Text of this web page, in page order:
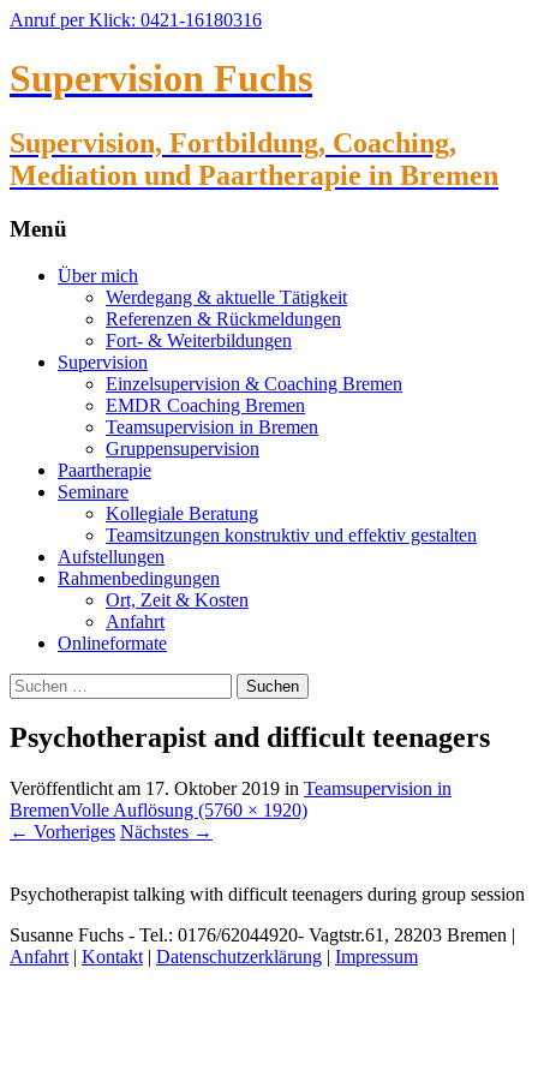
Anruf per Klick: 0421-16180316
Supervision Fuchs
Supervision, Fortbildung, Coaching,
Mediation und Paartherapie in Bremen
Menü
Zum
Über mich
Werdegang & aktuelle Tätigkeit
Referenzen & Rückmeldungen
Fort- & Weiterbildungen
Supervision
Einzelsupervision & Coaching Bremen
EMDR Coaching Bremen
Teamsupervision in Bremen
Gruppensupervision
Paartherapie
Seminare
Kollegiale Beratung
Teamsitzungen konstruktiv und effektiv gestalten
Aufstellungen
Rahmenbedingungen
Ort, Zeit & Kosten
Anfahrt
Onlineformate
Suchen
nach:
Psychotherapist and difficult teenagers
Veröffentlicht am 17. Oktober 2019 in Teamsupervision in
BremenVolle Auflösung (5760 × 1920)
← Vorheriges Nächstes →
Psychotherapist talking with difficult teenagers during group session
Susanne Fuchs - Tel.: 0176/62044920- Vagtstr.61, 28203 Bremen |
Anfahrt | Kontakt | Datenschutzerklärung | Impressum